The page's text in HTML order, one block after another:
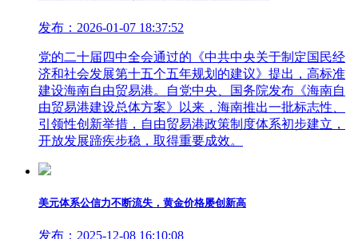
发布：2026-01-07 18:37:52
党的二十届四中全会通过的《中共中央关于制定国民经
济和社会发展第十五个五年规划的建议》提出，高标准
建设海南自由贸易港。自党中央、国务院发布《海南自
由贸易港建设总体方案》以来，海南推出一批标志性、
引领性创新举措，自由贸易港政策制度体系初步建立，
开放发展蹄疾步稳，取得重要成效。
美元体系公信力不断流失，黄金价格屡创新高
发布：2025-12-08 16:10:08